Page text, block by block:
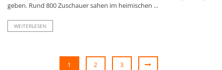
geben. Rund 800 Zuschauer sahen im heimischen ...
WEITERLESEN
1 2 3